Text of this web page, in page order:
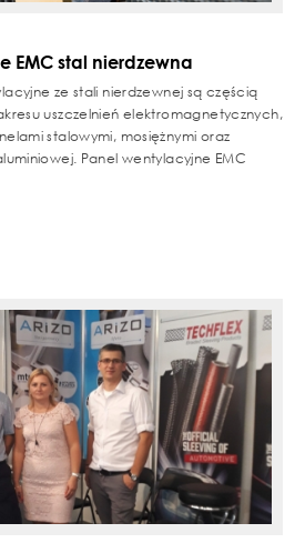
EMC stal nierdzewna
ze stali nierdzewnej są częścią
uszczelnień elektromagnetycznych,
stalowymi, mosiężnymi oraz
Panel wentylacyjne EMC